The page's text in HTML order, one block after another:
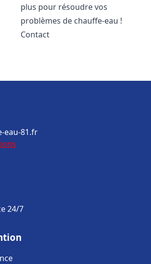
plus pour résoudre vos
problèmes de chauffe-eau !
Contact
eau-81.fr
24/7